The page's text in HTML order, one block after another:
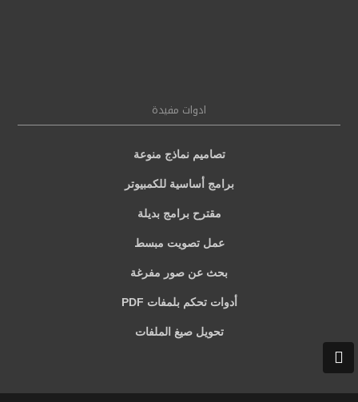
ادوات مفيدة
تصاميم نماذج منوعة
برامج أساسية للكمبيوتر
مقترح برامج بديلة
عمل تصويت مبسط
بحث عن صور مفرغة
أدوات تحكم بلمفات PDF
تحويل صيغ الملفات